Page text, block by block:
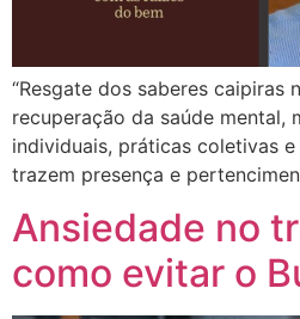
“Resgate dos saberes caipiras
recuperação da saúde mental,
individuais, práticas coletivas
trazem presença e
Ansiedade no
como evitar o